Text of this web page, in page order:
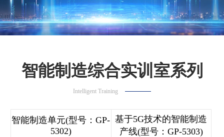
智能制造综合实训室系列
Intelligent Training
智能制造单元(型号：GP-
5302)
基于5G技术的智能制造
产线(型号：GP-5303)